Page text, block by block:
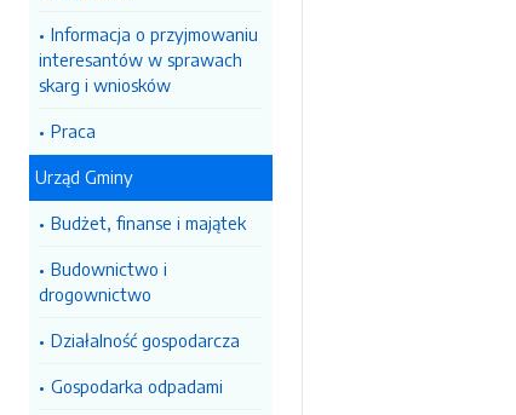
Informacja o przyjmowaniu
interesantów w sprawach
skarg i wniosków
Praca
Urząd Gminy
Budżet, finanse i majątek
Budownictwo i
drogownictwo
Działalność gospodarcza
Gospodarka odpadami